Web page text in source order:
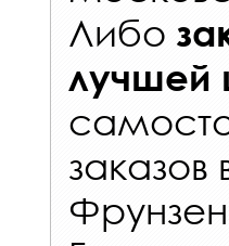
Либо
лучшей
заказов